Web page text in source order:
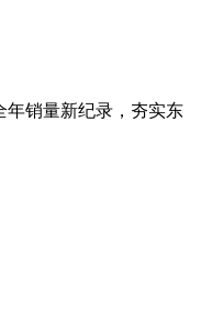
年销量新纪录，夯实东